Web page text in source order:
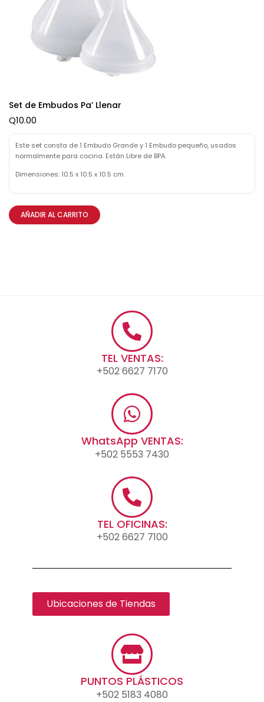
Set de Embudos Pa’ Llenar
Q10.00
Este set consta de 1 Embudo Grande y 1 Embudo pequeño, usados
normalmente para cocina. Están Libre de BPA.
Dimensiones: 10.5 x 10.5 x 10.5 cm.
AÑADIR AL CARRITO
TEL VENTAS:
+502 6627 7170
WhatsApp VENTAS:
+502 5553 7430
TEL OFICINAS:
+502 6627 7100
Ubicaciones de Tiendas
PUNTOS PLÁSTICOS
+502 5183 4080